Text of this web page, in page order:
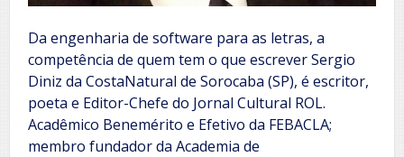
Da engenharia de software para as letras, a
competência de quem tem o que escrever Sergio
Diniz da CostaNatural de Sorocaba (SP), é escritor,
poeta e Editor-Chefe do Jornal Cultural ROL.
Acadêmico Benemérito e Efetivo da FEBACLA;
membro fundador da Academia de